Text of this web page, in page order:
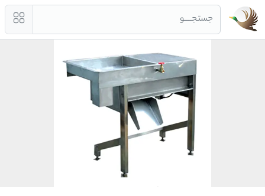
جستجــــو